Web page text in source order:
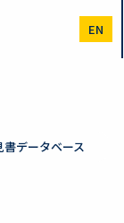
EN
データベース